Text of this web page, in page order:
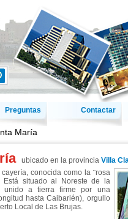
Preguntas Contactar
María
ubicado en la provincia Villa
conocida como la ¨rosa
Está situado al Noreste de la
unido a tierra firme por una
hasta Caibarién), orgullo
Local de Las Brujas.